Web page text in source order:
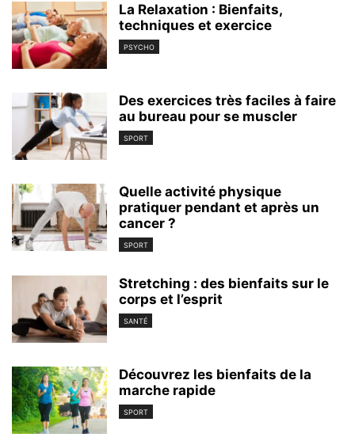
La Relaxation : Bienfaits,
techniques et exercice
PSYCHO
Des exercices très faciles à faire
au bureau pour se muscler
SPORT
Quelle activité physique
pratiquer pendant et après un
cancer ?
SPORT
Stretching : des bienfaits sur le
corps et l’esprit
SANTÉ
Découvrez les bienfaits de la
marche rapide
SPORT